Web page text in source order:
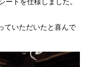
ていただいたと喜んで